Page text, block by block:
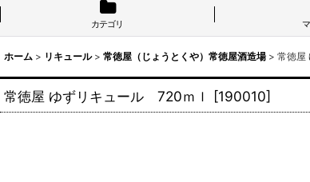
カテゴリ
ホーム > リキュール > 常徳屋（じょうとくや）常徳屋酒造場 > 常徳屋
常徳屋 ゆずリキュール 720ｍｌ [190010]